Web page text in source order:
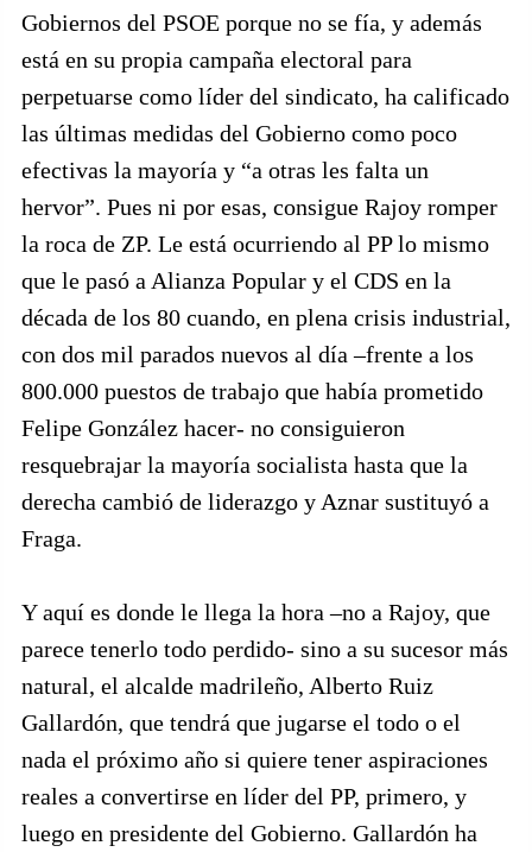
Gobiernos del PSOE porque no se fía, y además
está en su propia campaña electoral para
perpetuarse como líder del sindicato, ha calificado
las últimas medidas del Gobierno como poco
efectivas la mayoría y “a otras les falta un
hervor”. Pues ni por esas, consigue Rajoy romper
la roca de ZP. Le está ocurriendo al PP lo mismo
que le pasó a Alianza Popular y el CDS en la
década de los 80 cuando, en plena crisis industrial,
con dos mil parados nuevos al día –frente a los
800.000 puestos de trabajo que había prometido
Felipe González hacer- no consiguieron
resquebrajar la mayoría socialista hasta que la
derecha cambió de liderazgo y Aznar sustituyó a
Fraga.
Y aquí es donde le llega la hora –no a Rajoy, que
parece tenerlo todo perdido- sino a su sucesor más
natural, el alcalde madrileño, Alberto Ruiz
Gallardón, que tendrá que jugarse el todo o el
nada el próximo año si quiere tener aspiraciones
reales a convertirse en líder del PP, primero, y
luego en presidente del Gobierno. Gallardón ha